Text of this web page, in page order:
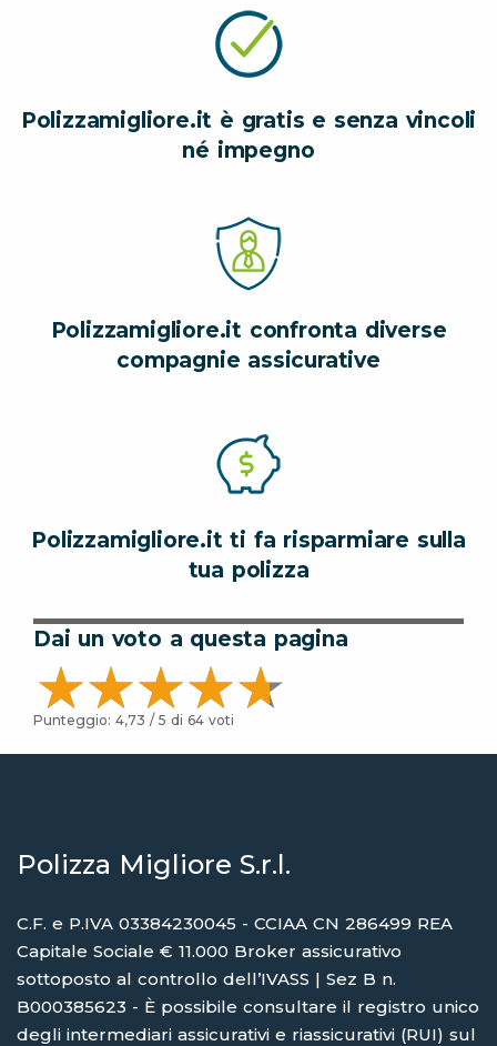
Polizzamigliore.it è gratis e senza vincoli
né impegno
Polizzamigliore.it confronta diverse
compagnie assicurative
Polizzamigliore.it ti fa risparmiare sulla
tua polizza
Dai un voto a questa pagina
Punteggio: 4,73 / 5 di 64 voti
Polizza Migliore S.r.l.
C.F. e P.IVA 03384230045 - CCIAA CN 286499 REA
Capitale Sociale € 11.000 Broker assicurativo
sottoposto al controllo dell’IVASS | Sez B n.
B000385623 - È possibile consultare il registro unico
degli intermediari assicurativi e riassicurativi (RUI) sul